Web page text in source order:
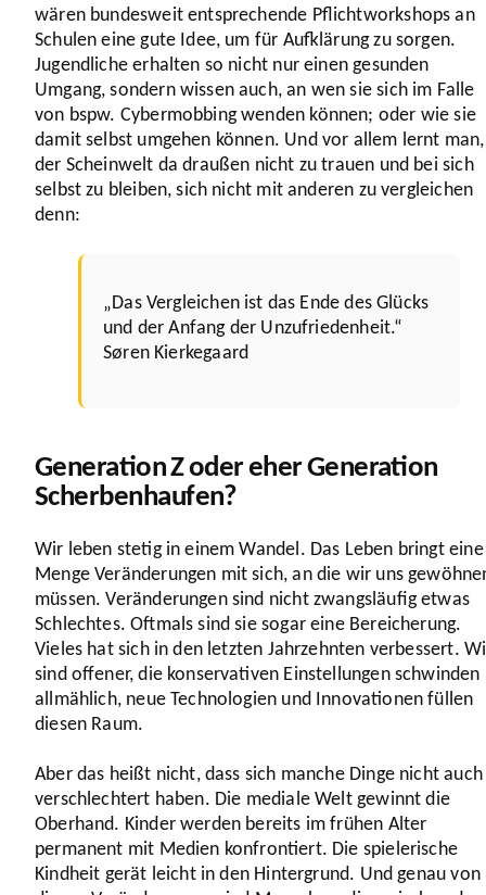
wären bundes­weit entspre­chende Pflicht­work­shops an
Schulen eine gute Idee, um für Aufklä­rung zu sorgen.
Jugend­liche erhalten so nicht nur einen gesunden
Umgang, sondern wissen auch, an wen sie sich im Falle
von bspw. Cyber­mob­bing wenden können; oder wie sie
damit selbst umgehen können. Und vor allem lernt man,
der Schein­welt da draußen nicht zu trauen und bei sich
selbst zu bleiben, sich nicht mit anderen zu verglei­chen
denn:
„Das Verglei­chen ist das Ende des Glücks
und der Anfang der Unzu­frie­den­heit.“
Søren Kier­ke­gaard
Generation Z oder eher Generation
Scherbenhaufen?
Wir leben stetig in einem Wandel. Das Leben bringt eine
Menge Verän­de­rungen mit sich, an die wir uns
müssen. Verän­de­rungen sind nicht zwangs­läufig etwas
Schlechtes. Oftmals sind sie sogar eine Berei­che­rung.
Vieles hat sich in den letzten Jahr­zehnten verbes­sert.
sind offener, die konser­va­tiven Einstel­lungen schwinden
allmäh­lich, neue Tech­no­lo­gien und Inno­va­tionen füllen
diesen Raum.
Aber das heißt nicht, dass sich manche Dinge nicht auch
verschlech­tert haben. Die mediale Welt gewinnt die
Oberhand. Kinder werden bereits im frühen Alter
permanent mit Medien konfron­tiert. Die spie­le­ri­sche
Kindheit gerät leicht in den Hinter­grund. Und genau von